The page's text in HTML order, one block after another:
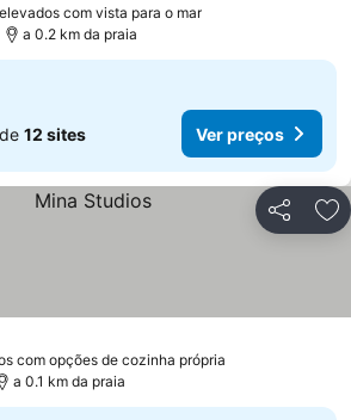
com vista para o mar
a 0.2 km da praia
12 sites Ver preços
Partilhar
com opções de cozinha própria
a 0.1 km da praia